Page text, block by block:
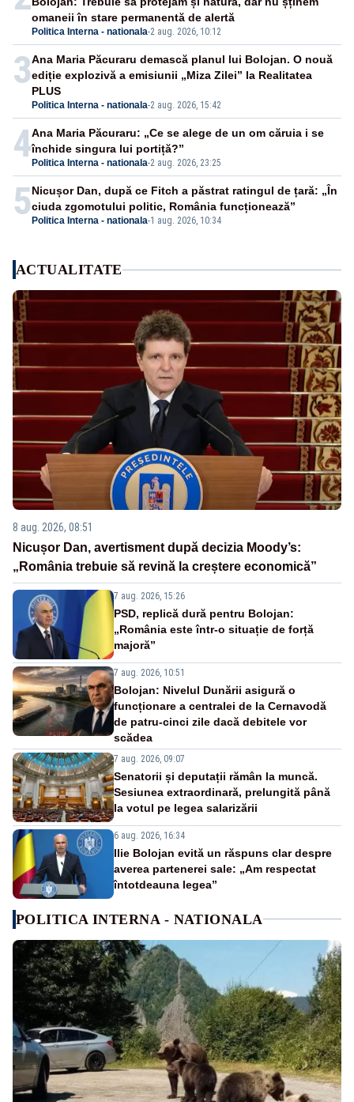
Politica Interna - nationala-2 aug. 2026, 10:12
omaneii în stare permanentă de alertă
3
Politica Interna - nationala-2 aug. 2026, 15:42
Ana Maria Păcuraru demască planul lui Bolojan. O nouă
ediție explozivă a emisiunii „Miza Zilei” la Realitatea
PLUS
4 Politica Interna - nationala-2 aug. 2026, 23:25
Ana Maria Păcuraru: „Ce se alege de un om căruia i se
închide singura lui portiță?”
5 Politica Interna - nationala-1 aug. 2026, 10:34
Nicușor Dan, după ce Fitch a păstrat ratingul de țară: „În
ciuda zgomotului politic, România funcționează”
ACTUALITATE
8 aug. 2026, 08:51
Nicușor Dan, avertisment după decizia Moody’s:
„România trebuie să revină la creștere economică”
7 aug. 2026, 15:26
PSD, replică dură pentru Bolojan:
„România este într-o situație de forță
majoră”
7 aug. 2026, 10:51
Bolojan: Nivelul Dunării asigură o
funcționare a centralei de la Cernavodă
de patru-cinci zile dacă debitele vor
scădea
7 aug. 2026, 09:07
Senatorii și deputații rămân la muncă.
Sesiunea extraordinară, prelungită până
la votul pe legea salarizării
6 aug. 2026, 16:34
Ilie Bolojan evită un răspuns clar despre
averea partenerei sale: „Am respectat
întotdeauna legea”
POLITICA INTERNA - NATIONALA